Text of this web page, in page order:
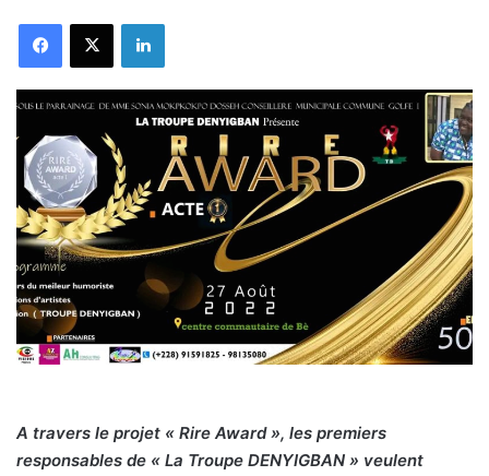
FacebookX Linkedin
A travers le projet « Rire Award », les premiers
responsables de « La Troupe DENYIGBAN » veulent